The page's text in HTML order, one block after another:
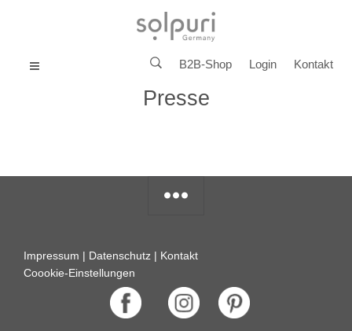
MENU B2B-Shop Login Kontakt
Presse
Impressum | Datenschutz | Kontakt
Coookie-Einstellungen